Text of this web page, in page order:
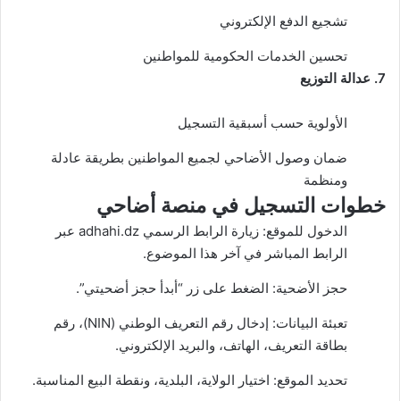
تشجيع الدفع الإلكتروني
تحسين الخدمات الحكومية للمواطنين
7. عدالة التوزيع
الأولوية حسب أسبقية التسجيل
ضمان وصول الأضاحي لجميع المواطنين بطريقة عادلة
ومنظمة
خطوات التسجيل في منصة أضاحي
الدخول للموقع: زيارة الرابط الرسمي adhahi.dz عبر
الرابط المباشر في آخر هذا الموضوع.
حجز الأضحية: الضغط على زر “أبدأ حجز أضحيتي”.
تعبئة البيانات: إدخال رقم التعريف الوطني (NIN)، رقم
بطاقة التعريف، الهاتف، والبريد الإلكتروني.
تحديد الموقع: اختيار الولاية، البلدية، ونقطة البيع المناسبة.